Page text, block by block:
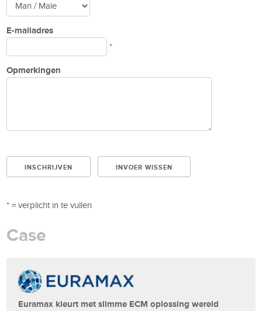
E-mailadres
*
Opmerkingen
* = verplicht in te vullen
Case
Euramax kleurt met slimme ECM oplossing wereld